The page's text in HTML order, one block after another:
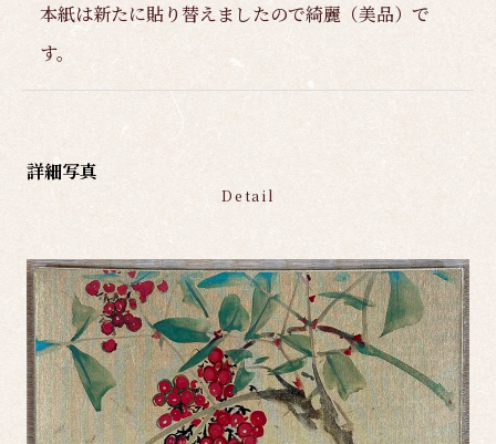
本紙は新たに貼り替えましたので綺麗（美品）で
す。
詳細写真
Detail